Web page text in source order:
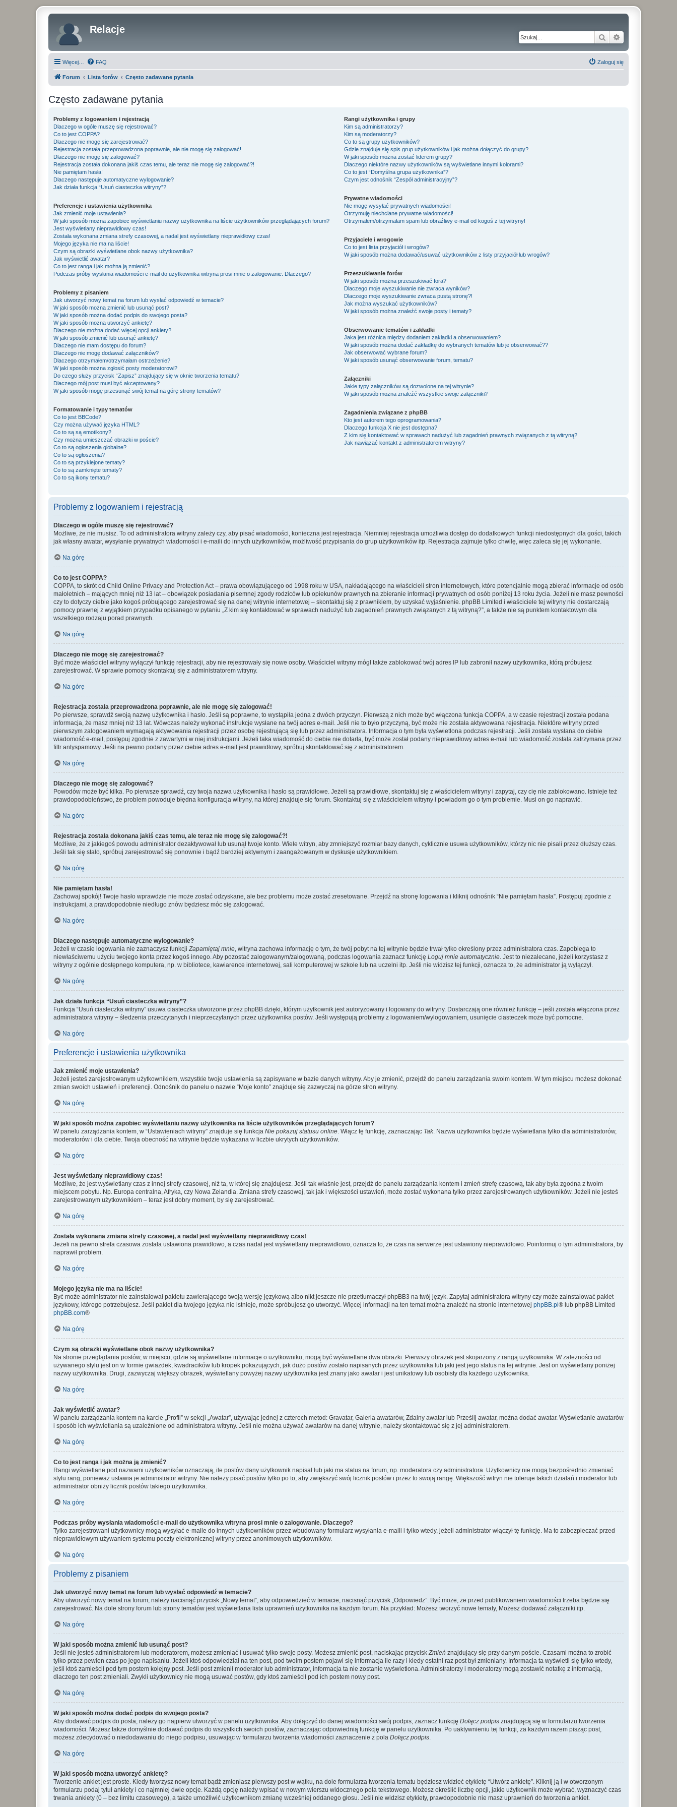
Relacje
Szukaj
Więcej… FAQ Zaloguj się
Forum Lista forów Często zadawane pytania
Często zadawane pytania
Problemy z logowaniem i rejestracją
Dlaczego w ogóle muszę się rejestrować?
Co to jest COPPA?
Dlaczego nie mogę się zarejestrować?
Rejestracja została przeprowadzona poprawnie, ale nie mogę się zalogować!
Dlaczego nie mogę się zalogować?
Rejestracja została dokonana jakiś czas temu, ale teraz nie mogę się zalogować?!
Nie pamiętam hasła!
Dlaczego następuje automatyczne wylogowanie?
Jak działa funkcja “Usuń ciasteczka witryny”?
Preferencje i ustawienia użytkownika
Jak zmienić moje ustawienia?
W jaki sposób można zapobiec wyświetlaniu nazwy użytkownika na liście użytkowników przeglądających forum?
Jest wyświetlany nieprawidłowy czas!
Została wykonana zmiana strefy czasowej, a nadal jest wyświetlany nieprawidłowy czas!
Mojego języka nie ma na liście!
Czym są obrazki wyświetlane obok nazwy użytkownika?
Jak wyświetlić awatar?
Co to jest ranga i jak można ją zmienić?
Podczas próby wysłania wiadomości e-mail do użytkownika witryna prosi mnie o zalogowanie. Dlaczego?
Problemy z pisaniem
Jak utworzyć nowy temat na forum lub wysłać odpowiedź w temacie?
W jaki sposób można zmienić lub usunąć post?
W jaki sposób można dodać podpis do swojego posta?
W jaki sposób można utworzyć ankietę?
Dlaczego nie można dodać więcej opcji ankiety?
W jaki sposób zmienić lub usunąć ankietę?
Dlaczego nie mam dostępu do forum?
Dlaczego nie mogę dodawać załączników?
Dlaczego otrzymałem/otrzymałam ostrzeżenie?
W jaki sposób można zgłosić posty moderatorowi?
Do czego służy przycisk “Zapisz” znajdujący się w oknie tworzenia tematu?
Dlaczego mój post musi być akceptowany?
W jaki sposób mogę przesunąć swój temat na górę strony tematów?
Formatowanie i typy tematów
Co to jest BBCode?
Czy można używać języka HTML?
Co to są są emotikony?
Czy można umieszczać obrazki w poście?
Co to są ogłoszenia globalne?
Co to są ogłoszenia?
Co to są przyklejone tematy?
Co to są zamknięte tematy?
Co to są ikony tematu?
Rangi użytkownika i grupy
Kim są administratorzy?
Kim są moderatorzy?
Co to są grupy użytkowników?
Gdzie znajduje się spis grup użytkowników i jak można dołączyć do grupy?
W jaki sposób można zostać liderem grupy?
Dlaczego niektóre nazwy użytkowników są wyświetlane innymi kolorami?
Co to jest “Domyślna grupa użytkownika”?
Czym jest odnośnik “Zespół administracyjny”?
Prywatne wiadomości
Nie mogę wysyłać prywatnych wiadomości!
Otrzymuję niechciane prywatne wiadomości!
Otrzymałem/otrzymałam spam lub obraźliwy e-mail od kogoś z tej witryny!
Przyjaciele i wrogowie
Co to jest lista przyjaciół i wrogów?
W jaki sposób można dodawać/usuwać użytkowników z listy przyjaciół lub wrogów?
Przeszukiwanie forów
W jaki sposób można przeszukiwać fora?
Dlaczego moje wyszukiwanie nie zwraca wyników?
Dlaczego moje wyszukiwanie zwraca pustą stronę?!
Jak można wyszukać użytkowników?
W jaki sposób można znaleźć swoje posty i tematy?
Obserwowanie tematów i zakładki
Jaka jest różnica między dodaniem zakładki a obserwowaniem?
W jaki sposób można dodać zakładkę do wybranych tematów lub je obserwować??
Jak obserwować wybrane forum?
W jaki sposób usunąć obserwowanie forum, tematu?
Załączniki
Jakie typy załączników są dozwolone na tej witrynie?
W jaki sposób można znaleźć wszystkie swoje załączniki?
Zagadnienia związane z phpBB
Kto jest autorem tego oprogramowania?
Dlaczego funkcja X nie jest dostępna?
Z kim się kontaktować w sprawach nadużyć lub zagadnień prawnych związanych z tą witryną?
Jak nawiązać kontakt z administratorem witryny?
Problemy z logowaniem i rejestracją
Dlaczego w ogóle muszę się rejestrować?
Możliwe, że nie musisz. To od administratora witryny zależy czy, aby pisać wiadomości, konieczna jest rejestracja. Niemniej rejestracja umożliwia dostęp do dodatkowych funkcji niedostępnych dla gości, takich
jak własny awatar, wysyłanie prywatnych wiadomości i e-maili do innych użytkowników, możliwość przypisania do grup użytkowników itp. Rejestracja zajmuje tylko chwilę, więc zaleca się jej wykonanie.
Na górę
Co to jest COPPA?
COPPA, to skrót od Child Online Privacy and Protection Act – prawa obowiązującego od 1998 roku w USA, nakładającego na właścicieli stron internetowych, które potencjalnie mogą zbierać informacje od osób
małoletnich – mających mniej niż 13 lat – obowiązek posiadania pisemnej zgody rodziców lub opiekunów prawnych na zbieranie informacji prywatnych od osób poniżej 13 roku życia. Jeżeli nie masz pewności
czy to dotyczy ciebie jako kogoś próbującego zarejestrować się na danej witrynie internetowej – skontaktuj się z prawnikiem, by uzyskać wyjaśnienie. phpBB Limited i właściciele tej witryny nie dostarczają
pomocy prawnej z wyjątkiem przypadku opisanego w pytaniu „Z kim się kontaktować w sprawach nadużyć lub zagadnień prawnych związanych z tą witryną?”, a także nie są punktem kontaktowym dla
wszelkiego rodzaju porad prawnych.
Na górę
Dlaczego nie mogę się zarejestrować?
Być może właściciel witryny wyłączył funkcję rejestracji, aby nie rejestrowały się nowe osoby. Właściciel witryny mógł także zablokować twój adres IP lub zabronił nazwy użytkownika, którą próbujesz
zarejestrować. W sprawie pomocy skontaktuj się z administratorem witryny.
Na górę
Rejestracja została przeprowadzona poprawnie, ale nie mogę się zalogować!
Po pierwsze, sprawdź swoją nazwę użytkownika i hasło. Jeśli są poprawne, to wystąpiła jedna z dwóch przyczyn. Pierwszą z nich może być włączona funkcja COPPA, a w czasie rejestracji została podana
informacja, że masz mniej niż 13 lat. Wówczas należy wykonać instrukcje wysłane na twój adres e-mail. Jeśli nie to było przyczyną, być może nie została aktywowana rejestracja. Niektóre witryny przed
pierwszym zalogowaniem wymagają aktywowania rejestracji przez osobę rejestrującą się lub przez administratora. Informacja o tym była wyświetlona podczas rejestracji. Jeśli została wysłana do ciebie
wiadomość e-mail, postępuj zgodnie z zawartymi w niej instrukcjami. Jeżeli taka wiadomość do ciebie nie dotarła, być może został podany nieprawidłowy adres e-mail lub wiadomość została zatrzymana przez
filtr antyspamowy. Jeśli na pewno podany przez ciebie adres e-mail jest prawidłowy, spróbuj skontaktować się z administratorem.
Na górę
Dlaczego nie mogę się zalogować?
Powodów może być kilka. Po pierwsze sprawdź, czy twoja nazwa użytkownika i hasło są prawidłowe. Jeżeli są prawidłowe, skontaktuj się z właścicielem witryny i zapytaj, czy cię nie zablokowano. Istnieje też
prawdopodobieństwo, że problem powoduje błędna konfiguracja witryny, na której znajduje się forum. Skontaktuj się z właścicielem witryny i powiadom go o tym problemie. Musi on go naprawić.
Na górę
Rejestracja została dokonana jakiś czas temu, ale teraz nie mogę się zalogować?!
Możliwe, że z jakiegoś powodu administrator dezaktywował lub usunął twoje konto. Wiele witryn, aby zmniejszyć rozmiar bazy danych, cyklicznie usuwa użytkowników, którzy nic nie pisali przez dłuższy czas.
Jeśli tak się stało, spróbuj zarejestrować się ponownie i bądź bardziej aktywnym i zaangażowanym w dyskusje użytkownikiem.
Na górę
Nie pamiętam hasła!
Zachowaj spokój! Twoje hasło wprawdzie nie może zostać odzyskane, ale bez problemu może zostać zresetowane. Przejdź na stronę logowania i kliknij odnośnik “Nie pamiętam hasła”. Postępuj zgodnie z
instrukcjami, a prawdopodobnie niedługo znów będziesz móc się zalogować.
Na górę
Dlaczego następuje automatyczne wylogowanie?
Jeżeli w czasie logowania nie zaznaczysz funkcjiZapamiętaj mnie, witryna zachowa informację o tym, że twój pobyt na tej witrynie będzie trwał tylko określony przez administratora czas. Zapobiega to
niewłaściwemu użyciu twojego konta przez kogoś innego. Aby pozostać zalogowanym/zalogowaną, podczas logowania zaznacz funkcję Loguj mnie automatycznie. Jest to niezalecane, jeżeli korzystasz z
witryny z ogólnie dostępnego komputera, np. w bibliotece, kawiarence internetowej, sali komputerowej w szkole lub na uczelni itp. Jeśli nie widzisz tej funkcji, oznacza to, że administrator ją wyłączył.
Na górę
Jak działa funkcja “Usuń ciasteczka witryny”?
Funkcja “Usuń ciasteczka witryny” usuwa ciasteczka utworzone przez phpBB dzięki, którym użytkownik jest autoryzowany i logowany do witryny. Dostarczają one również funkcję – jeśli została włączona przez
administratora witryny – śledzenia przeczytanych i nieprzeczytanych przez użytkownika postów. Jeśli występują problemy z logowaniem/wylogowaniem, usunięcie ciasteczek może być pomocne.
Na górę
Preferencje i ustawienia użytkownika
Jak zmienić moje ustawienia?
Jeżeli jesteś zarejestrowanym użytkownikiem, wszystkie twoje ustawienia są zapisywane w bazie danych witryny. Aby je zmienić, przejdź do panelu zarządzania swoim kontem. W tym miejscu możesz dokonać
zmian swoich ustawień i preferencji. Odnośnik do panelu o nazwie “Moje konto” znajduje się zazwyczaj na górze stron witryny.
Na górę
W jaki sposób można zapobiec wyświetlaniu nazwy użytkownika na liście użytkowników przeglądających forum?
W panelu zarządzania kontem, w “Ustawieniach witryny” znajduje się funkcja Nie pokazuj statusu online. Włącz tę funkcję, zaznaczając Tak. Nazwa użytkownika będzie wyświetlana tylko dla administratorów,
moderatorów i dla ciebie. Twoja obecność na witrynie będzie wykazana w liczbie ukrytych użytkowników.
Na górę
Jest wyświetlany nieprawidłowy czas!
Możliwe, że jest wyświetlany czas z innej strefy czasowej, niż ta, w której się znajdujesz. Jeśli tak właśnie jest, przejdź do panelu zarządzania kontem i zmień strefę czasową, tak aby była zgodna z twoim
miejscem pobytu. Np. Europa centralna, Afryka, czy Nowa Zelandia. Zmiana strefy czasowej, tak jak i większości ustawień, może zostać wykonana tylko przez zarejestrowanych użytkowników. Jeżeli nie jesteś
zarejestrowanym użytkownikiem – teraz jest dobry moment, by się zarejestrować.
Na górę
Została wykonana zmiana strefy czasowej, a nadal jest wyświetlany nieprawidłowy czas!
Jeżeli na pewno strefa czasowa została ustawiona prawidłowo, a czas nadal jest wyświetlany nieprawidłowo, oznacza to, że czas na serwerze jest ustawiony nieprawidłowo. Poinformuj o tym administratora, by
naprawił problem.
Na górę
Mojego języka nie ma na liście!
Być może administrator nie zainstalował pakietu zawierającego twoją wersję językową albo nikt jeszcze nie przetłumaczył phpBB3 na twój język. Zapytaj administratora witryny czy może zainstalować pakiet
językowy, którego potrzebujesz. Jeśli pakiet dla twojego języka nie istnieje, może spróbujesz go utworzyć. Więcej informacji na ten temat można znaleźć na stronie internetowej phpBB.pl ® lub phpBB Limited
phpBB.com®
Na górę
Czym są obrazki wyświetlane obok nazwy użytkownika?
Na stronie przeglądania postów, w miejscu, gdzie są wyświetlane informacje o użytkowniku, mogą być wyświetlane dwa obrazki. Pierwszy obrazek jest skojarzony z rangą użytkownika. W zależności od
używanego stylu jest on w formie gwiazdek, kwadracików lub kropek pokazujących, jak dużo postów zostało napisanych przez użytkownika lub jaki jest jego status na tej witrynie. Jest on wyświetlany poniżej
nazwy użytkownika. Drugi, zazwyczaj większy obrazek, wyświetlany powyżej nazwy użytkownika jest znany jako awatar i jest unikatowy lub osobisty dla każdego użytkownika.
Na górę
Jak wyświetlić awatar?
W panelu zarządzania kontem na karcie „Profil” w sekcji „Awatar”, używając jednej z czterech metod: Gravatar, Galeria awatarów, Zdalny awatar lub Prześlij awatar, można dodać awatar. Wyświetlanie awatarów
i sposób ich wyświetlania są uzależnione od administratora witryny. Jeśli nie można używać awatarów na danej witrynie, należy skontaktować się z jej administratorem.
Na górę
Co to jest ranga i jak można ją zmienić?
Rangi wyświetlane pod nazwami użytkowników oznaczają, ile postów dany użytkownik napisał lub jaki ma status na forum, np. moderatora czy administratora. Użytkownicy nie mogą bezpośrednio zmieniać
stylu rang, ponieważ ustawia je administrator witryny. Nie należy pisać postów tylko po to, aby zwiększyć swój licznik postów i przez to swoją rangę. Większość witryn nie toleruje takich działań i moderator lub
administrator obniży licznik postów takiego użytkownika.
Na górę
Podczas próby wysłania wiadomości e-mail do użytkownika witryna prosi mnie o zalogowanie. Dlaczego?
Tylko zarejestrowani użytkownicy mogą wysyłać e-maile do innych użytkowników przez wbudowany formularz wysyłania e-maili i tylko wtedy, jeżeli administrator włączył tę funkcję. Ma to zabezpieczać przed
nieprawidłowym używaniem systemu poczty elektronicznej witryny przez anonimowych użytkowników.
Na górę
Problemy z pisaniem
Jak utworzyć nowy temat na forum lub wysłać odpowiedź w temacie?
Aby utworzyć nowy temat na forum, należy nacisnąć przycisk „Nowy temat”, aby odpowiedzieć w temacie, nacisnąć przycisk „Odpowiedz”. Być może, że przed publikowaniem wiadomości trzeba będzie się
zarejestrować. Na dole strony forum lub strony tematów jest wyświetlana lista uprawnień użytkownika na każdym forum. Na przykład: Możesz tworzyć nowe tematy, Możesz dodawać załączniki itp.
Na górę
W jaki sposób można zmienić lub usunąć post?
Jeśli nie jesteś administratorem lub moderatorem, możesz zmieniać i usuwać tylko swoje posty. Możesz zmienić post, naciskając przyciskZmień znajdujący się przy danym poście. Czasami można to zrobić
tylko przez pewien czas po jego napisaniu. Jeżeli ktoś odpowiedział na ten post, pod twoim postem pojawi się informacja ile razy i kiedy ostatni raz post był zmieniany. Informacja ta wyświetli się tylko wtedy,
jeśli ktoś zamieścił pod tym postem kolejny post. Jeśli post zmienił moderator lub administrator, informacja ta nie zostanie wyświetlona. Administratorzy i moderatorzy mogą zostawić notatkę z informacją,
dlaczego ten post zmieniali. Zwykli użytkownicy nie mogą usuwać postów, gdy ktoś zamieścił pod ich postem nowy post.
Na górę
W jaki sposób można dodać podpis do swojego posta?
Aby dodawać podpis do posta, należy go najpierw utworzyć w panelu użytkownika. Aby dołączyć do danej wiadomości swój podpis, zaznacz funkcję Dołącz podpis znajdującą się w formularzu tworzenia
wiadomości. Możesz także domyślnie dodawać podpis do wszystkich swoich postów, zaznaczając odpowiednią funkcję w panelu użytkownika. Po uaktywnieniu tej funkcji, za każdym razem pisząc post,
możesz zdecydować o niedodawaniu do niego podpisu, usuwając w formularzu tworzenia wiadomości zaznaczenie z pola Dołącz podpis.
Na górę
W jaki sposób można utworzyć ankietę?
Tworzenie ankiet jest proste. Kiedy tworzysz nowy temat bądź zmieniasz pierwszy post w wątku, na dole formularza tworzenia tematu będziesz widzieć etykietę “Utwórz ankietę”. Kliknij ją i w otworzonym
formularzu podaj tytuł ankiety i co najmniej dwie opcje. Każdą opcję należy wpisać w nowym wierszu widocznego pola tekstowego. Możesz określić liczbę opcji, jakie użytkownik może wybrać, wyznaczyć czas
trwania ankiety (0 – bez limitu czasowego), a także umożliwić użytkownikom zmianę wcześniej oddanego głosu. Jeśli nie widzisz etykiety, prawdopodobnie nie masz uprawnień do tworzenia ankiet.